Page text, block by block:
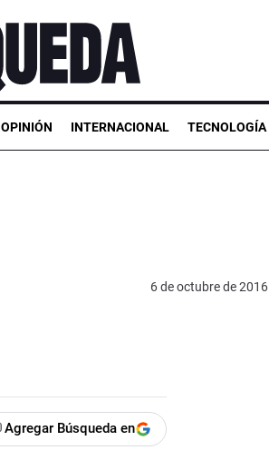
OPINIÓN INTERNACIONAL TECNOLOGÍA
6 de octubre de 2016
Agregar Búsqueda en